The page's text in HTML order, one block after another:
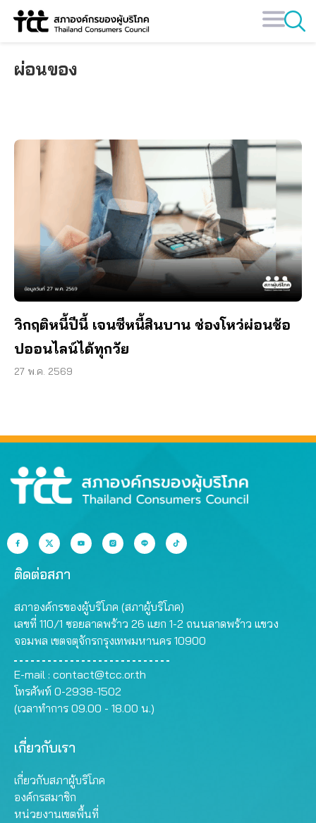
Skip
ผ่อนของ
วิกฤติหนี้ปีนี้ เจนซีหนี้สินบาน ช่องโหว่ผ่อนช้อ
ปออนไลน์ได้ทุกวัย
27 พ.ค. 2569
ติดต่อสภา
สภาองค์กรของผู้บริโภค (สภาผู้บริโภค)
เลขที่ 110/1 ซอยลาดพร้าว 26 แยก 1-2 ถนนลาดพร้าว แขวง
จอมพล เขตจตุจักรกรุงเทพมหานคร 10900
E-mail : contact@tcc.or.th
โทรศัพท์ 0-2938-1502
(เวลาทำการ 09.00 - 18.00 น.)
เกี่ยวกับเรา
เกี่ยวกับสภาผู้บริโภค
องค์กรสมาชิก
หน่วยงานเขตพื้นที่